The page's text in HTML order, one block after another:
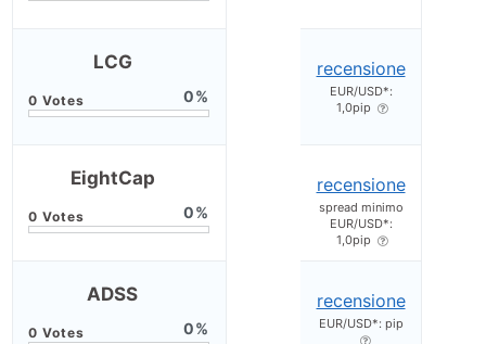
LCG
0
recensione
EUR/USD*:
1,0pip
EightCap
0
recensione
spread minimo
EUR/USD*:
1,0pip
ADSS
0
recensione
EUR/USD*: pip